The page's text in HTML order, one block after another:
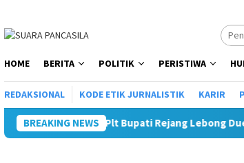
HOME BERITA POLITIK PERISTIWA
REDAKSIONAL KODE ETIK JURNALISTIK KARIR
BREAKING NEWS
Plt Bupati Rejang Lebong Duet Bersama Repvblik,